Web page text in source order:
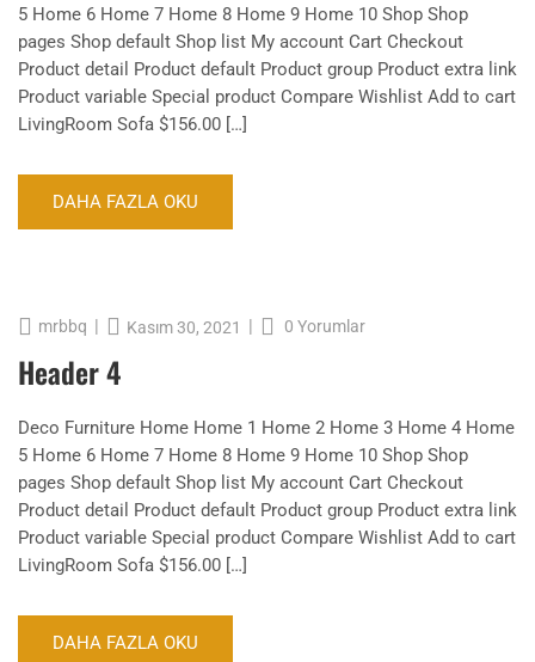
5 Home 6 Home 7 Home 8 Home 9 Home 10 Shop Shop
pages Shop default Shop list My account Cart Checkout
Product detail Product default Product group Product extra link
Product variable Special product Compare Wishlist Add to cart
LivingRoom Sofa $156.00 […]
DAHA FAZLA OKU
mrbbq | Kasım 30, 2021 | 0 Yorumlar
Header 4
Deco Furniture Home Home 1 Home 2 Home 3 Home 4 Home
5 Home 6 Home 7 Home 8 Home 9 Home 10 Shop Shop
pages Shop default Shop list My account Cart Checkout
Product detail Product default Product group Product extra link
Product variable Special product Compare Wishlist Add to cart
LivingRoom Sofa $156.00 […]
DAHA FAZLA OKU